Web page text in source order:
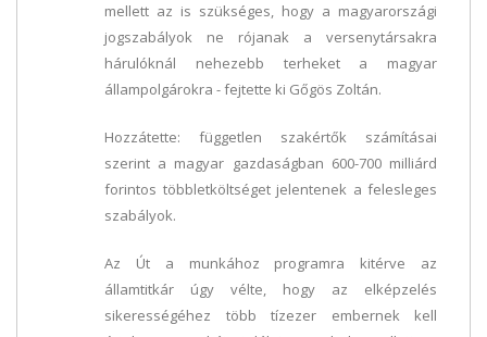
mellett az is szükséges, hogy a magyarországi
jogszabályok ne rójanak a versenytársakra
hárulóknál nehezebb terheket a magyar
állampolgárokra - fejtette ki Gőgös Zoltán.
Hozzátette: független szakértők számításai
szerint a magyar gazdaságban 600-700 milliárd
forintos többletköltséget jelentenek a felesleges
szabályok.
Az Út a munkához programra kitérve az
államtitkár úgy vélte, hogy az elképzelés
sikerességéhez több tízezer embernek kell